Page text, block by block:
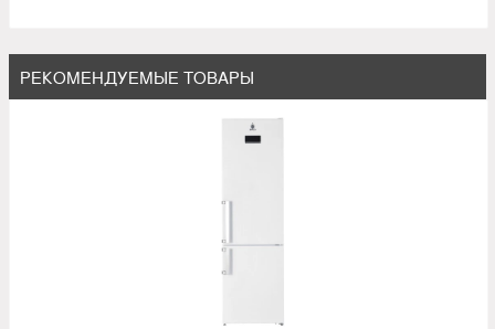
РЕКОМЕНДУЕМЫЕ ТОВАРЫ